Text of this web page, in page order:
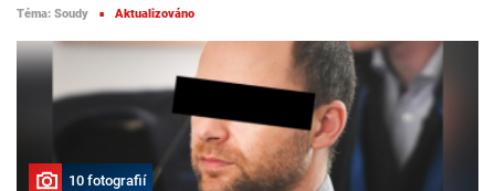
Téma: Soudy ■ Aktualizováno
10 fotografií